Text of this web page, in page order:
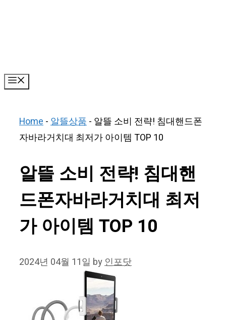
Home-알뜰상품- 알뜰 소비 전략! 침대핸드폰
자바라거치대 최저가 아이템 TOP 10
알뜰 소비 전략! 침대핸
드폰자바라거치대 최저
가 아이템 TOP 10
2024년 04월 11일 by인포닷